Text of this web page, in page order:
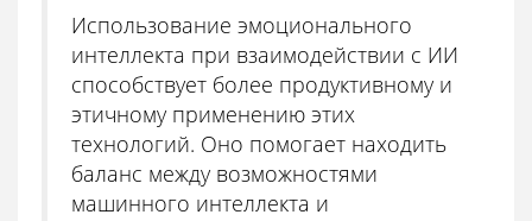
Использование эмоционального
интеллекта при взаимодействии с ИИ
способствует более продуктивному и
этичному применению этих
технологий. Оно помогает находить
баланс между возможностями
машинного интеллекта и